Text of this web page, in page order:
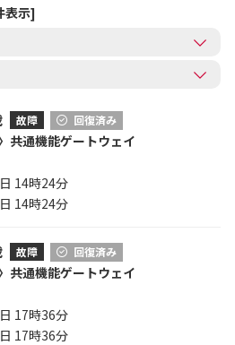
表示]
故障 回復済み
共通機能ゲートウェイ
14時24分
14時24分
故障 回復済み
共通機能ゲートウェイ
17時36分
17時36分